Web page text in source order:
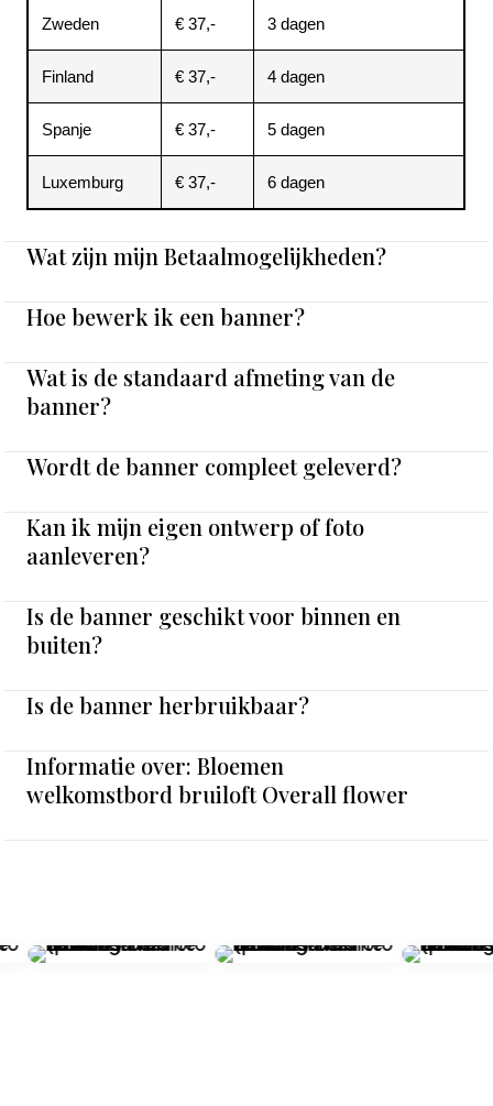
Zweden € 37,- 3 dagen
Finland € 37,- 4 dagen
Spanje € 37,- 5 dagen
Luxemburg € 37,- 6 dagen
Wat zijn mijn Betaalmogelijkheden?
Hoe bewerk ik een banner?
Wat is de standaard afmeting van de
banner?
Wordt de banner compleet geleverd?
Kan ik mijn eigen ontwerp of foto
aanleveren?
Is de banner geschikt voor binnen en
buiten?
Is de banner herbruikbaar?
Informatie over: Bloemen
welkomstbord bruiloft Overall flower